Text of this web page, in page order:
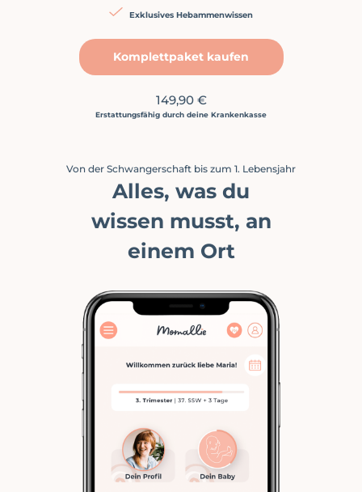
Exklusives Hebammen­wissen
Komplettpaket kaufen
149,90 €
Erstattungsfähig durch deine Krankenkasse
Von der Schwangerschaft bis zum 1. Lebensjahr
Alles, was du
wissen musst, an
einem Ort